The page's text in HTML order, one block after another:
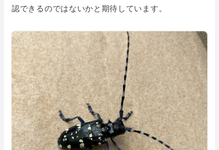
認できるのではないかと期待しています。